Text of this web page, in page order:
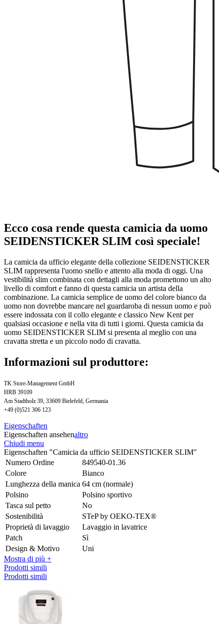
Ecco cosa rende questa camicia da uomo
SEIDENSTICKER SLIM così speciale!
La camicia da ufficio elegante della collezione SEIDENSTICKER
SLIM rappresenta l'uomo snello e attento alla moda di oggi. Una
vestibilità slim combinata con dettagli alla moda promettono un alto
livello di comfort e fanno di questa camicia un artista della
combinazione. La camicia semplice de uomo del colore bianco da
uomo non dovrebbe mancare nel guardaroba di nessun uomo e può
essere indossata con il collo elegante e classico New Kent per
qualsiasi occasione e nella vita di tutti i giorni. Questa camicia da
uomo SEIDENSTICKER SLIM si presenta al meglio con una
cravatta stretta e un piccolo nodo di cravatta.
Informazioni sul produttore:
TK Store-Management GmbH
HRB 39109
Am Stadtholz 39, 33609 Bielefeld, Germania
+49 (0)521 306 123
Eigenschaften
Eigenschaften ansehenaltro
Chiudi menu
Eigenschaften "Camicia da ufficio SEIDENSTICKER SLIM"
Numero Ordine
849540-01.36
Colore
Bianco
Lunghezza della manica 64 cm (normale)
Polsino
Polsino sportivo
Tasca sul petto
No
Sostenibilità
STeP by OEKO-TEX®
Proprietà di lavaggio
Lavaggio in lavatrice
Patch
Sì
Design & Motivo
Uni
Mostra di più +
Prodotti simili
Prodotti simili